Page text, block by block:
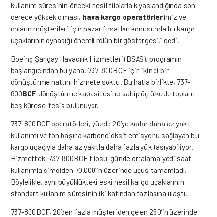
kullanım süresinin önceki nesil filolarla kıyaslandığında son
derece yüksek olması, hava kargo operatörlerimiz ve
onların müşterileri için pazar fırsatları konusunda bukargo
uçaklarının oynadığı önemli rolün bir göstergesi.” dedi.
Boeing Şangay Havacılık Hizmetleri (BSAS), programın
başlangıcından bu yana, 737-800BCF için ikinci bir
dönüştürme hattını hizmete soktu. Bu hatla birlikte, 737-
800BCF dönüştürme kapasitesine sahip üç ülkede toplam
beş küresel tesis bulunuyor.
737-800BCF operatörleri, yüzde 20’ye kadar daha az yakıt
kullanımı ve ton başına karbondioksit emisyonu sağlayan bu
kargo uçağıyla daha az yakıtla daha fazla yük taşıyabiliyor.
Hizmetteki 737-800BCF filosu, günde ortalama yedi saat
kullanımla şimdiden 70.000’in üzerinde uçuş tamamladı.
Böylelikle, aynı büyüklükteki eski nesil kargo uçaklarının
standart kullanım süresinin iki katından fazlasına ulaştı.
737-800BCF, 20’den fazla müşteriden gelen 250’in üzerinde